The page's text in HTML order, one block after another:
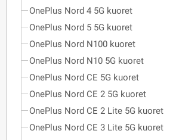
OnePlus Nord 4 5G kuoret
OnePlus Nord 5 5G kuoret
OnePlus Nord N100 kuoret
OnePlus Nord N10 5G kuoret
OnePlus Nord CE 5G kuoret
OnePlus Nord CE 2 5G kuoret
OnePlus Nord CE 2 Lite 5G kuoret
OnePlus Nord CE 3 Lite 5G kuoret